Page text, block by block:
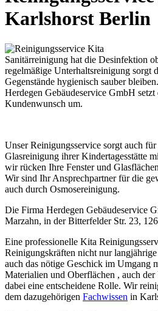
Karlshorst Berlin
Sanitärreinigung hat die Desinfektion
regelmäßige Unterhaltsreinigung sorgt
Gegenstände hygienisch sauber
Herdegen Gebäudeservice GmbH
Kundenwunsch um.
Unser Reinigungsservice sorgt auch
Glasreinigung ihrer Kindertagesstätte
wir rücken Ihre Fenster und
Wir sind Ihr Ansprechpartner für die
auch durch Osmosereinigung.
Die Firma Herdegen Gebäudeservice
Marzahn, in der Bitterfelder Str. 23,
Eine professionelle Kita
Reinigungskräften nicht nur
auch das nötige Geschick im Umgang
Materialien und Oberflächen , auch der
dabei eine entscheidene Rolle. Wir
dem dazugehörigen Fachwissen in